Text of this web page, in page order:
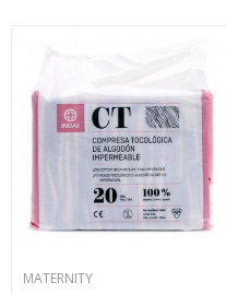
MATERNITY